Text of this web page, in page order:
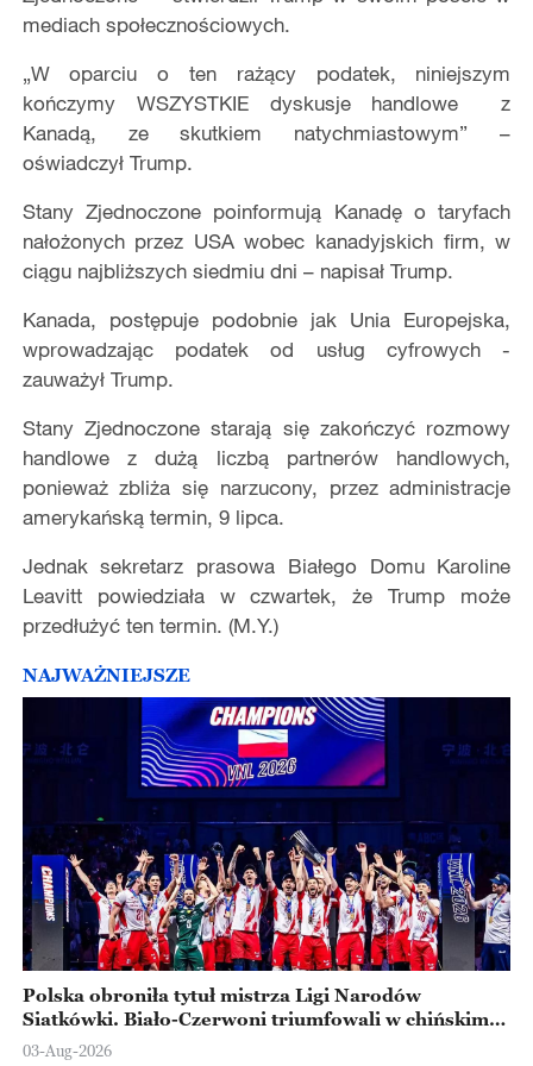
mediach społecznościowych.
„W oparciu o ten rażący podatek, niniejszym
kończymy WSZYSTKIE dyskusje handlowe z
Kanadą, ze skutkiem natychmiastowym” –
oświadczył Trump.
Stany Zjednoczone poinformują Kanadę o taryfach
nałożonych przez USA wobec kanadyjskich firm, w
ciągu najbliższych siedmiu dni – napisał Trump.
Kanada, postępuje podobnie jak Unia Europejska,
wprowadzając podatek od usług cyfrowych -
zauważył Trump.
Stany Zjednoczone starają się zakończyć rozmowy
handlowe z dużą liczbą partnerów handlowych,
ponieważ zbliża się narzucony, przez administracje
amerykańską termin, 9 lipca.
Jednak sekretarz prasowa Białego Domu Karoline
Leavitt powiedziała w czwartek, że Trump może
przedłużyć ten termin. (M.Y.)
NAJWAŻNIEJSZE
Polska obroniła tytuł mistrza Ligi Narodów
Siatkówki. Biało-Czerwoni triumfowali w chińskim
Ningbo
03-Aug-2026